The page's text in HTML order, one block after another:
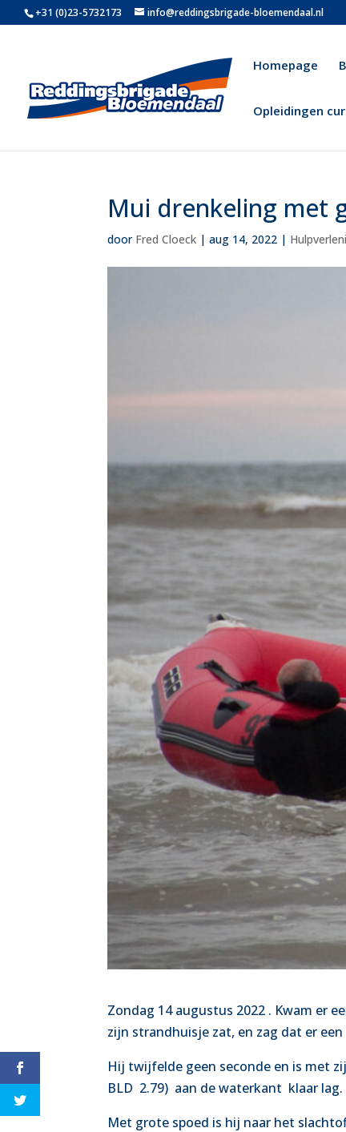
+31 (0)23-5732173 info@reddingsbrigade-bloemendaal.nl
Homepage
Opleidingen
Mui drenkeling met
door Fred Cloeck |aug 14, 2022 |
Zondag 14 augustus 2022 . Kwam er
zijn strandhuisje zat, en zag dat er
Hij twijfelde geen seconde en is met
BLD 2.79) aan de waterkant klaar lag.
Met grote spoed is hij naar het